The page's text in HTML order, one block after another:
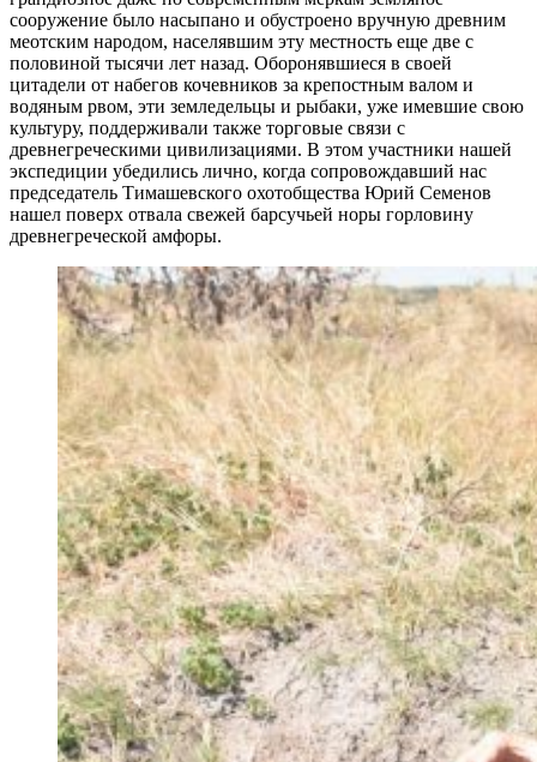
сооружение было насыпано и обустроено вручную древним
меотским народом, населявшим эту местность еще две с
половиной тысячи лет назад. Оборонявшиеся в своей
цитадели от набегов кочевников за крепостным валом и
водяным рвом, эти земледельцы и рыбаки, уже имевшие свою
культуру, поддерживали также торговые связи с
древнегреческими цивилизациями. В этом участники нашей
экспедиции убедились лично, когда сопровождавший нас
председатель Тимашевского охотобщества Юрий Семенов
нашел поверх отвала свежей барсучьей норы горловину
древнегреческой амфоры.